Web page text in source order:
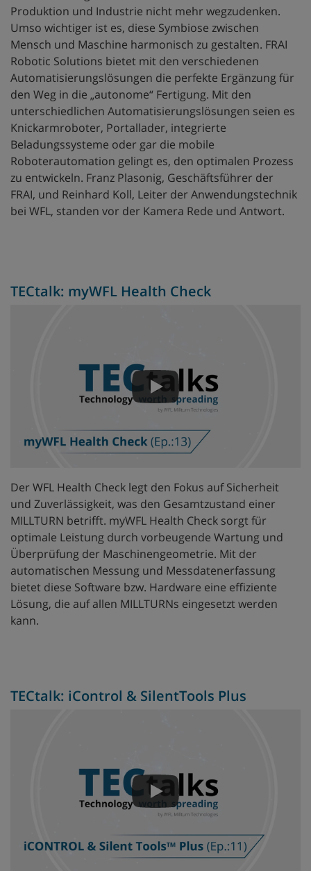
Produktion und Industrie nicht mehr wegzudenken.
Umso wichtiger ist es, diese Symbiose zwischen
Mensch und Maschine harmonisch zu gestalten. FRAI
Robotic Solutions bietet mit den verschiedenen
Automatisierungslösungen die perfekte Ergänzung für
den Weg in die „autonome“ Fertigung. Mit den
unterschiedlichen Automatisierungslösungen seien es
Knickarmroboter, Portallader, integrierte
Beladungssysteme oder gar die mobile
Roboterautomation gelingt es, den optimalen Prozess
zu entwickeln. Franz Plasonig, Geschäftsführer der
FRAI, und Reinhard Koll, Leiter der Anwendungstechnik
bei WFL, standen vor der Kamera Rede und Antwort.
TECtalk: myWFL Health Check
Der WFL Health Check legt den Fokus auf Sicherheit
und Zuverlässigkeit, was den Gesamtzustand einer
MILLTURN betrifft. myWFL Health Check sorgt für
optimale Leistung durch vorbeugende Wartung und
Überprüfung der Maschinengeometrie. Mit der
automatischen Messung und Messdatenerfassung
bietet diese Software bzw. Hardware eine effiziente
Lösung, die auf allen MILLTURNs eingesetzt werden
kann.
TECtalk: iControl & SilentTools Plus